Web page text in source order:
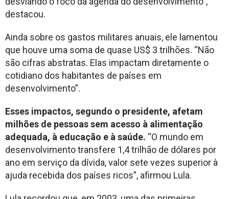
destacou.
Ainda sobre os gastos militares anuais, ele lamentou
que houve uma soma de quase US$ 3 trilhões. “Não
são cifras abstratas. Elas impactam diretamente o
cotidiano dos habitantes de países em
desenvolvimento”.
Esses impactos, segundo o presidente, afetam
milhões de pessoas sem acesso à alimentação
adequada, à educação e à saúde. “O mundo em
desenvolvimento transfere 1,4 trilhão de dólares por
ano em serviço da dívida, valor sete vezes superior à
ajuda recebida dos países ricos”, afirmou Lula.